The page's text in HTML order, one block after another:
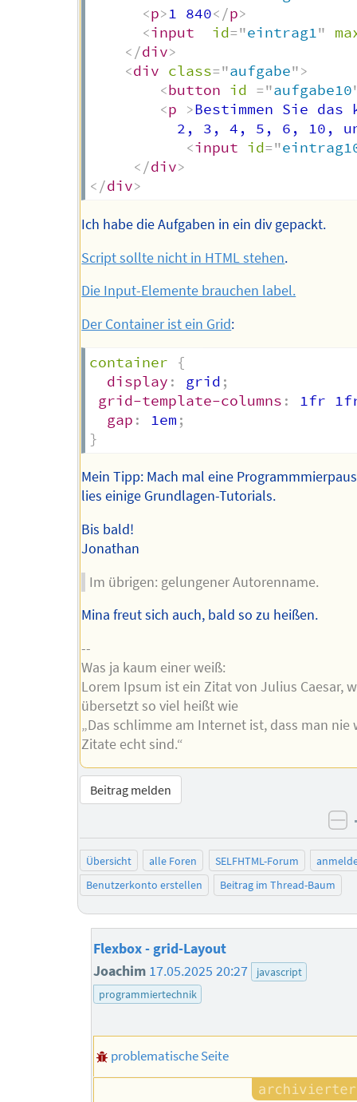
<p>1 840</p>
<input id="eintrag1"
</div>
<div class="aufgabe">
<button id ="aufgabe10
<p >Bestimmen Sie das
2, 3, 4, 5, 6, 10,
<input id="
</div>
</div>
Ich habe die Aufgaben in ein div gepackt.
Script sollte nicht in HTML stehen.
Die Input-Elemente brauchen label.
Der Container ist ein Grid:
container
{
display : grid ;
grid-template-columns :
1fr
gap : 1em ;
}
Mein Tipp: Mach mal eine
lies einige Grundlagen-Tutorials.
Bis bald!
Jonathan
Im übrigen: gelungener Autorenname.
Mina freut sich auch, bald so zu heißen.
--
Was ja kaum einer weiß:
Lorem Ipsum ist ein Zitat von Julius Caesar,
übersetzt so viel heißt wie
„Das schlimme am Internet ist, dass man nie
Zitate echt sind.“
Beitrag melden
Übersicht alle Foren SELFHTML-Forum
Benutzerkonto erstellen
Beitrag im Thread-Baum
Flexbox - grid-Layout
Joachim 17.05.2025 20:27
javascript
programmiertechnik
problematische Seite